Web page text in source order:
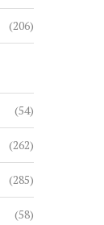
(206)
(54)
(262)
(285)
(58)